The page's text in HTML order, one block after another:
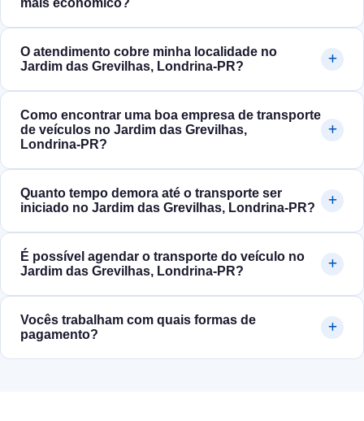
mais econômico?
O atendimento cobre minha localidade no
Jardim das Grevilhas, Londrina‑PR?
Como encontrar uma boa empresa de transporte
de veículos no Jardim das Grevilhas,
Londrina‑PR?
Quanto tempo demora até o transporte ser
iniciado no Jardim das Grevilhas, Londrina‑PR?
É possível agendar o transporte do veículo no
Jardim das Grevilhas, Londrina‑PR?
Vocês trabalham com quais formas de
pagamento?